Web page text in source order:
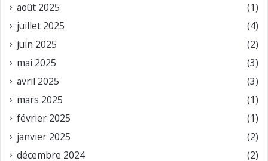
août 2025
(1)
juillet 2025
(4)
juin 2025
(2)
mai 2025
(3)
avril 2025
(3)
mars 2025
(1)
février 2025
(1)
janvier 2025
(2)
décembre 2024
(2)